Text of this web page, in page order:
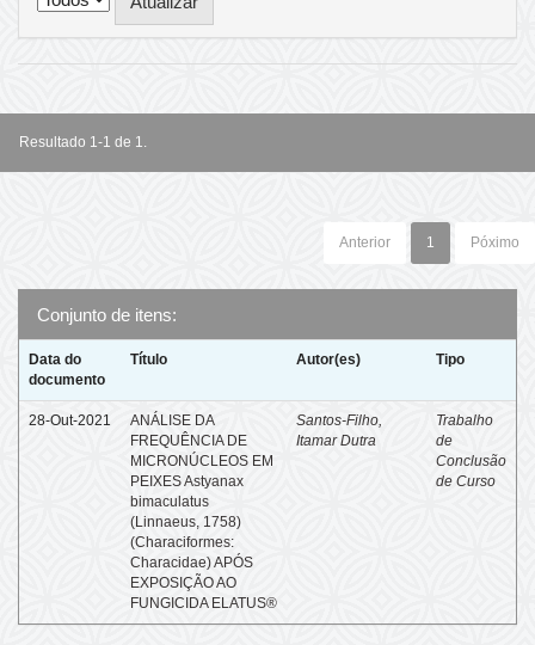
Resultado 1-1 de 1.
Anterior 1 Póximo
Conjunto de itens:
Data do
documento
Título Autor(es) Tipo
28-Out-2021
ANÁLISE DA
FREQUÊNCIA DE
MICRONÚCLEOS EM
PEIXES Astyanax
bimaculatus
(Linnaeus, 1758)
(Characiformes:
Characidae) APÓS
EXPOSIÇÃO AO
FUNGICIDA ELATUS®
Santos-Filho,
Itamar Dutra
Trabalho
de
Conclusão
de Curso